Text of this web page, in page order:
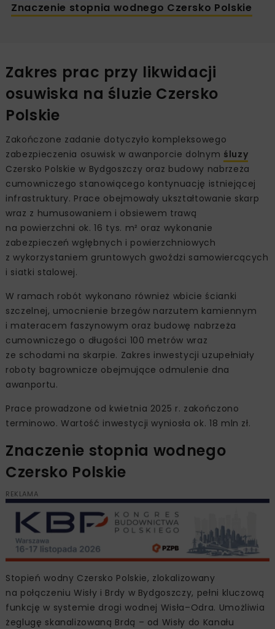
Znaczenie stopnia wodnego Czersko Polskie
Zakres prac przy likwidacji
osuwiska na śluzie Czersko
Polskie
Zakończone zadanie dotyczyło kompleksowego
zabezpieczenia osuwisk w awanporcie dolnym śluzy
Czersko Polskie w Bydgoszczy oraz budowy nabrzeża
cumowniczego stanowiącego kontynuację istniejącej
infrastruktury. Prace obejmowały ukształtowanie skarp
wraz z humusowaniem i obsiewem trawą
na powierzchni ok. 16 tys. m² oraz wykonanie
zabezpieczeń wgłębnych i powierzchniowych
z wykorzystaniem gruntowych gwoździ samowiercących
i siatki stalowej.
W ramach robót wykonano również wbicie ścianki
szczelnej, umocnienie brzegów narzutem kamiennym
i materacem faszynowym oraz budowę nabrzeża
cumowniczego o długości 100 metrów wraz
ze schodami na skarpie. Zakres inwestycji uzupełniały
roboty bagrownicze obejmujące odmulenie dna
awanportu.
Prace prowadzone od kwietnia 2025 r. zakończono
terminowo. Wartość inwestycji wyniosła ok. 18 mln zł.
Znaczenie stopnia wodnego
Czersko Polskie
REKLAMA
Stopień wodny Czersko Polskie, zlokalizowany
na połączeniu Wisły i Brdy w Bydgoszczy, pełni kluczową
funkcję w systemie drogi wodnej Wisła–Odra. Umożliwia
żeglugę skanalizowaną Brdą – od Wisły do Kanału